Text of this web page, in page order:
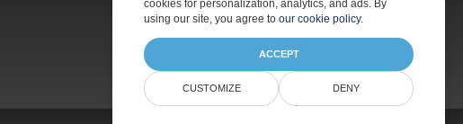
Consultation Gratuite
À Propos
cookies for personalization, analytics, and ads. By
using our site, you agree to our cookie policy.
ACCEPT
CUSTOMIZE DENY